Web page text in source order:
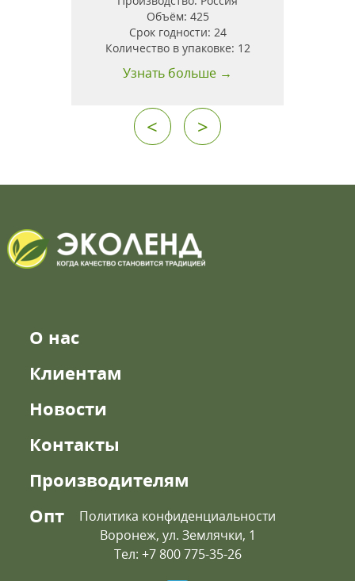
Объём: 425
Срок годности: 24
Количество в упаковке: 12
Узнать больше →
< >
О нас
Клиентам
Новости
Контакты
Производителям
Опт
Политика конфиденциальности
Воронеж, ул. Землячки, 1
Тел: +7 800 775-35-26